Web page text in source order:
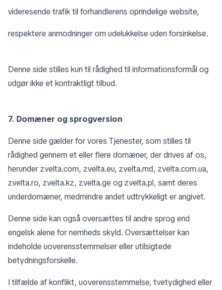
videresende trafik til forhandlerens oprindelige website,
respektere anmodninger om udelukkelse uden forsinkelse.
Denne side stilles kun til rådighed til informationsformål og
udgør ikke et kontraktligt tilbud.
7. Domæner og sprogversion
Denne side gælder for vores Tjenester, som stilles til
rådighed gennem et eller flere domæner, der drives af os,
herunder zvelta.com, zvelta.eu, zvelta.md, zvelta.com.ua,
zvelta.ro, zvelta.kz, zvelta.ge og zvelta.pl, samt deres
underdomæner, medmindre andet udtrykkeligt er angivet.
Denne side kan også oversættes til andre sprog end
engelsk alene for nemheds skyld. Oversættelser kan
indeholde uoverensstemmelser eller utilsigtede
betydningsforskelle.
I tilfælde af konflikt, uoverensstemmelse, tvetydighed eller